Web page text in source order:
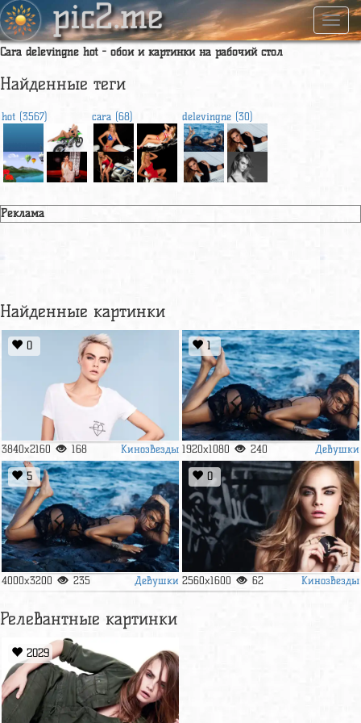
pic2.me
Cara delevingne hot - обои и картинки на рабочий стол
Найденные теги
hot (3567) cara (68) delevingne (30)
Реклама
Найденные картинки
0
3840x2160 168 Кинозвезды
1
1920x1080 240 Девушки
5
4000x3200 235 Девушки
0
2560x1600 62 Кинозвезды
Релевантные картинки
2029